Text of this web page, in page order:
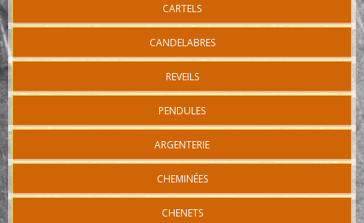
CARTELS
CANDELABRES
REVEILS
PENDULES
ARGENTERIE
CHEMINÉES
CHENETS